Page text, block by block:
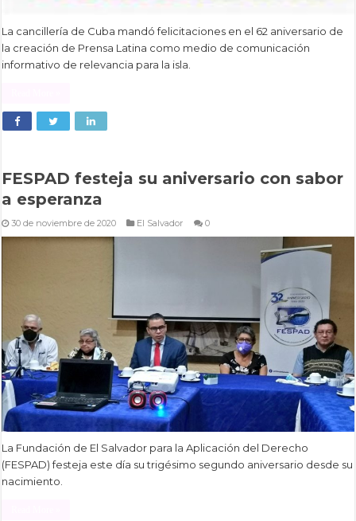
La cancillería de Cuba mandó felicitaciones en el 62 aniversario de
la creación de Prensa Latina como medio de comunicación
informativo de relevancia para la isla.
FESPAD festeja su aniversario con sabor
a esperanza
30 de noviembre de 2020 El Salvador 0
La Fundación de El Salvador para la Aplicación del Derecho
(FESPAD) festeja este día su trigésimo segundo aniversario desde su
nacimiento.